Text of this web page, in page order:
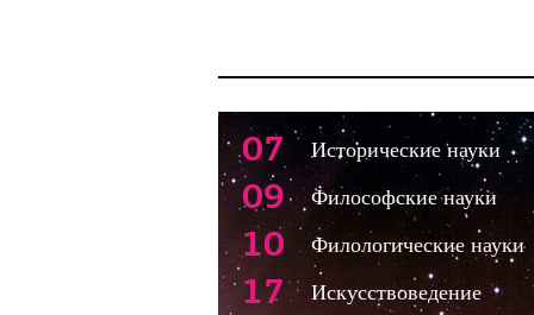
07 Исторические науки
09 Философские науки
10 Филологические науки
17 Искусствоведение